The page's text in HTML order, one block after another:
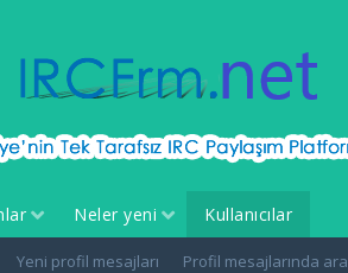
Neler yeni Kullanıcılar
Yeni profil mesajları Profil mesajlarında ara